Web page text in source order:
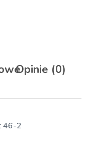
Opinie (0)
46-2